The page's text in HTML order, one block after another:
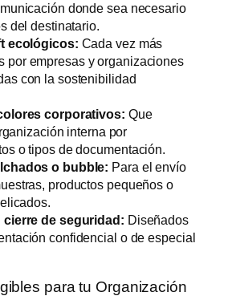
donde sea necesario
del destinatario.
ecológicos: Cada vez más
por empresas y organizaciones
con la sostenibilidad
corporativos: Que
interna por
o tipos de documentación.
o bubble: Para el envío
productos pequeños o
de seguridad: Diseñados
confidencial o de especial
para tu Organización